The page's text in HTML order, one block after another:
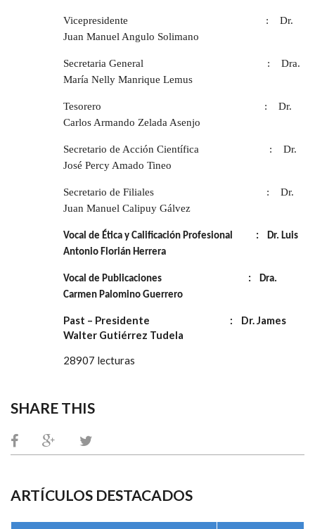
Vicepresidente : Dr.
Juan Manuel Angulo Solimano
Secretaria General : Dra.
María Nelly Manrique Lemus
Tesorero : Dr.
Carlos Armando Zelada Asenjo
Secretario de Acción Científica : Dr.
José Percy Amado Tineo
Secretario de Filiales : Dr.
Juan Manuel Calipuy Gálvez
Vocal de Ética y Calificación Profesional : Dr. Luis
Antonio Florián Herrera
Vocal de Publicaciones : Dra.
Carmen Palomino Guerrero
Past – Presidente : Dr. James
Walter Gutiérrez Tudela
28907 lecturas
SHARE THIS
ARTÍCULOS DESTACADOS